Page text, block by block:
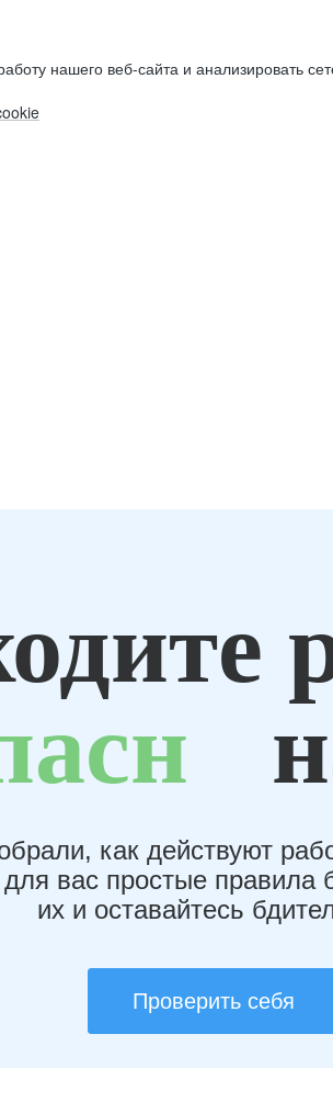
нашего веб-сайта и анализировать
как действуют
для вас простые правила
их и оставайтесь
Проверить себя